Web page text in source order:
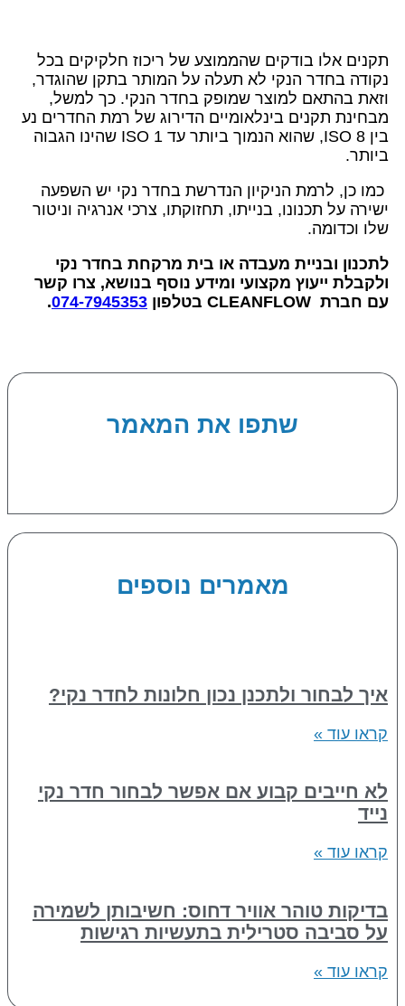
תקנים אלו בודקים שהממוצע של ריכוז חלקיקים בכל
נקודה בחדר הנקי לא תעלה על המותר בתקן שהוגדר,
וזאת בהתאם למוצר שמופק בחדר הנקי. כך למשל,
מבחינת תקנים בינלאומיים הדירוג של רמת החדרים נע
בין ISO 8, שהוא הנמוך ביותר עד ISO 1 שהינו הגבוה
ביותר.
כמו כן, לרמת הניקיון הנדרשת בחדר נקי יש השפעה
ישירה על תכנונו, בנייתו, תחזוקתו, צרכי אנרגיה וניטור
שלו וכדומה.
לתכנון ובניית מעבדה או בית מרקחת בחדר נקי
ולקבלת ייעוץ מקצועי ומידע נוסף בנושא, צרו קשר
עם חברת CLEANFLOW בטלפון
074-7945353
‏.
שתפו את המאמר
מאמרים נוספים
איך לבחור ולתכנן נכון חלונות לחדר נקי?
קראו עוד »
לא חייבים קבוע אם אפשר לבחור חדר נקי
נייד
קראו עוד »
בדיקות טוהר אוויר דחוס: חשיבותן לשמירה
על סביבה סטרילית בתעשיות רגישות
קראו עוד »